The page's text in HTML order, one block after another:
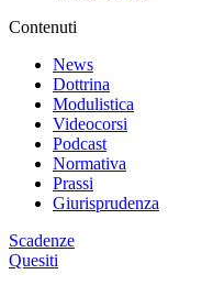
Contenuti
News
Dottrina
Modulistica
Videocorsi
Podcast
Normativa
Prassi
Giurisprudenza
Scadenze
Quesiti